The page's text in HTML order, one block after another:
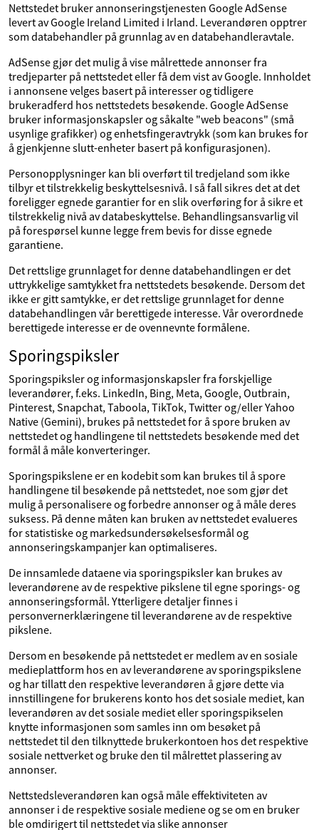
Nettstedet bruker annonseringstjenesten Google AdSense
levert av Google Ireland Limited i Irland. Leverandøren opptrer
som databehandler på grunnlag av en databehandleravtale.
AdSense gjør det mulig å vise målrettede annonser fra
tredjeparter på nettstedet eller få dem vist av Google. Innholdet
i annonsene velges basert på interesser og tidligere
brukeradferd hos nettstedets besøkende. Google AdSense
bruker informasjonskapsler og såkalte "web beacons" (små
usynlige grafikker) og enhetsfingeravtrykk (som kan brukes for
å gjenkjenne slutt-enheter basert på konfigurasjonen).
Personopplysninger kan bli overført til tredjeland som ikke
tilbyr et tilstrekkelig beskyttelsesnivå. I så fall sikres det at det
foreligger egnede garantier for en slik overføring for å sikre et
tilstrekkelig nivå av databeskyttelse. Behandlingsansvarlig vil
på forespørsel kunne legge frem bevis for disse egnede
garantiene.
Det rettslige grunnlaget for denne databehandlingen er det
uttrykkelige samtykket fra nettstedets besøkende. Dersom det
ikke er gitt samtykke, er det rettslige grunnlaget for denne
databehandlingen vår berettigede interesse. Vår overordnede
berettigede interesse er de ovennevnte formålene.
Sporingspiksler
Sporingspiksler og informasjonskapsler fra forskjellige
leverandører, f.eks. LinkedIn, Bing, Meta, Google, Outbrain,
Pinterest, Snapchat, Taboola, TikTok, Twitter og/eller Yahoo
Native (Gemini), brukes på nettstedet for å spore bruken av
nettstedet og handlingene til nettstedets besøkende med det
formål å måle konverteringer.
Sporingspikslene er en kodebit som kan brukes til å spore
handlingene til besøkende på nettstedet, noe som gjør det
mulig å personalisere og forbedre annonser og å måle deres
suksess. På denne måten kan bruken av nettstedet evalueres
for statistiske og markedsundersøkelsesformål og
annonseringskampanjer kan optimaliseres.
De innsamlede dataene via sporingspiksler kan brukes av
leverandørene av de respektive pikslene til egne sporings- og
annonseringsformål. Ytterligere detaljer finnes i
personvernerklæringene til leverandørene av de respektive
pikslene.
Dersom en besøkende på nettstedet er medlem av en sosiale
medieplattform hos en av leverandørene av sporingspikslene
og har tillatt den respektive leverandøren å gjøre dette via
innstillingene for brukerens konto hos det sosiale mediet, kan
leverandøren av det sosiale mediet eller sporingspikselen
knytte informasjonen som samles inn om besøket på
nettstedet til den tilknyttede brukerkontoen hos det respektive
sosiale nettverket og bruke den til målrettet plassering av
annonser.
Nettstedsleverandøren kan også måle effektiviteten av
annonser i de respektive sosiale mediene og se om en bruker
ble omdirigert til nettstedet via slike annonser